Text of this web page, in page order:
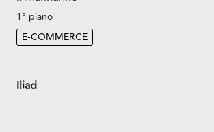
1° piano
E-COMMERCE
Iliad